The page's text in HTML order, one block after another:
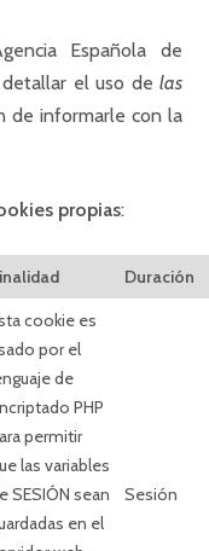
Española de
el uso de las
de informarle con la
propias:
Duración
cookie es
por el
de
PHP
permitir
las variables
SESIÓN sean
en el
Sesión